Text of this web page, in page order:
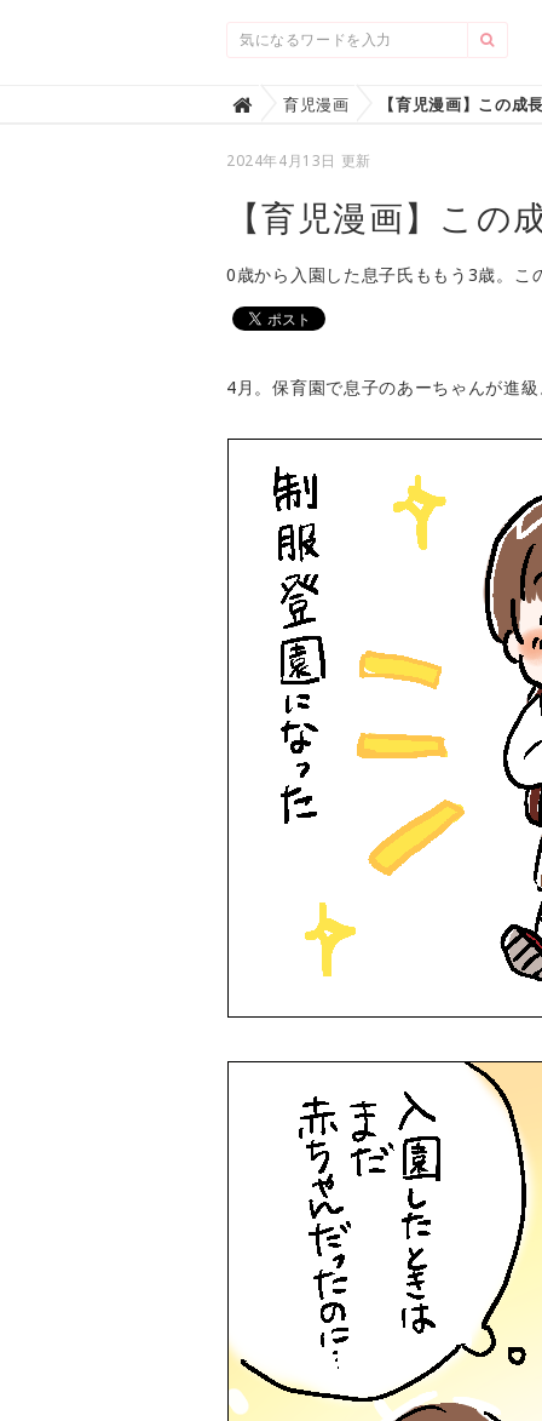
Home育児漫画 【育児漫画】この成
2024年4月13日 更新
【育児漫画】こ
0歳から入園した息子氏ももう3歳。
4月。保育園で息子のあーちゃんが進